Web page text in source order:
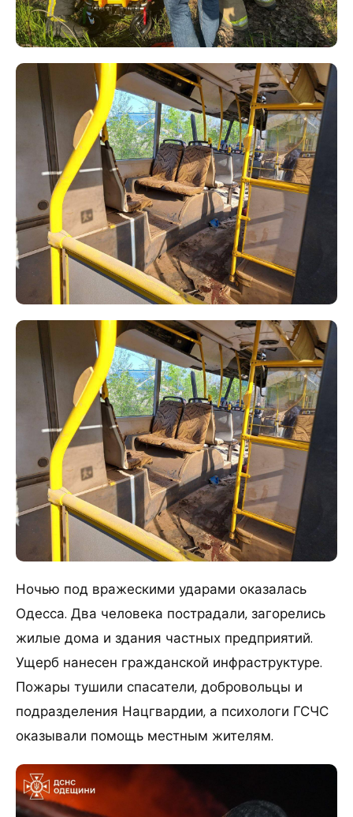
Ночью под вражескими ударами оказалась
Одесса. Два человека пострадали, загорелись
жилые дома и здания частных предприятий.
Ущерб нанесен гражданской инфраструктуре.
Пожары тушили спасатели, добровольцы и
подразделения Нацгвардии, а психологи ГСЧС
оказывали помощь местным жителям.